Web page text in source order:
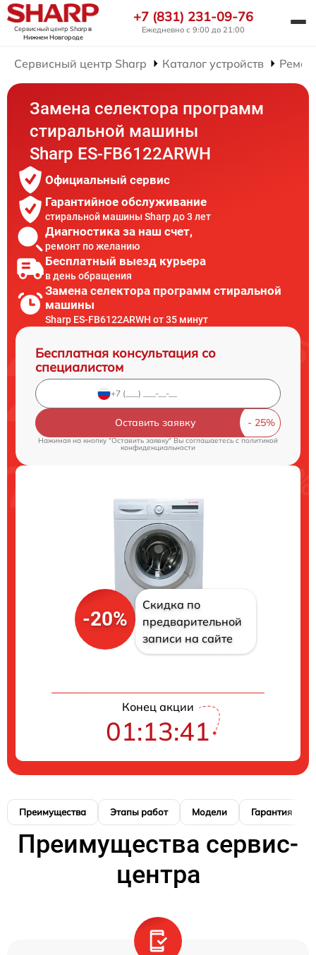
Сервисный центр Sharpв
Нижнем Новгороде
+7 (831) 231-09-76
Ежедневно с 9:00 до 21:00
Сервисный центр Sharp Каталог устройств
Замена селектора программ
стиральной машины
Sharp ES-FB6122ARWH
Официальный сервис
Гарантийное обслуживание
стиральной машины Sharp до 3 лет
Диагностика за наш счет,
ремонт по желанию
Бесплатный выезд курьера
в день обращения
Замена селектора программ стиральной
машины
Sharp ES-FB6122ARWH от 35 минут
Бесплатная консультация со
специалистом
Оставить заявку
Нажимая на кнопку "Оставить заявку" Вы соглашаетесь cполитикой
конфиденциальности
-20%
Скидка по
предварительной
записи на сайте
Конец акции
01:13:41
Преимущества Этапы работ Модели Гарантия
Преимущества сервис-
центра